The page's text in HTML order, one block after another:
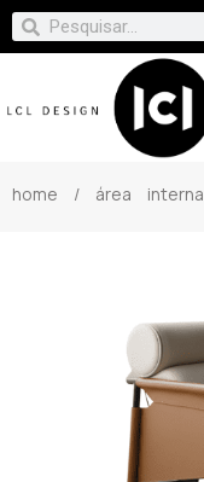
home / área interna